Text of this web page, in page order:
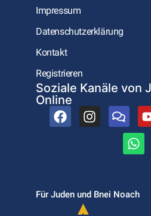
Impressum
Datenschutzerklärung
Kontakt
Registrieren
Soziale Kanäle von
Online
Für Juden und Bnei Noach